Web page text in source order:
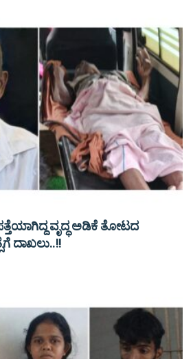
ವೃದ್ಧ ಅಡಿಕೆ ತೋಟದ
ದಾಖಲು..!!